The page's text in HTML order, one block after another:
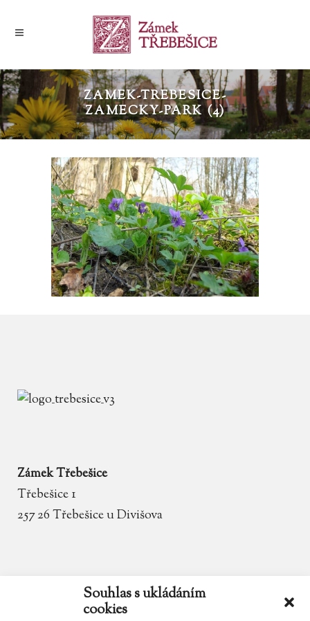
Souhlas s ukládáním
cookies
ZAMEK-TREBESICE-
ZAMECKY-PARK (4)
Zámek Třebešice
Třebešice 1
257 26 Třebešice u Divišova
zamek.trebesice@volny.cz
602 354 467